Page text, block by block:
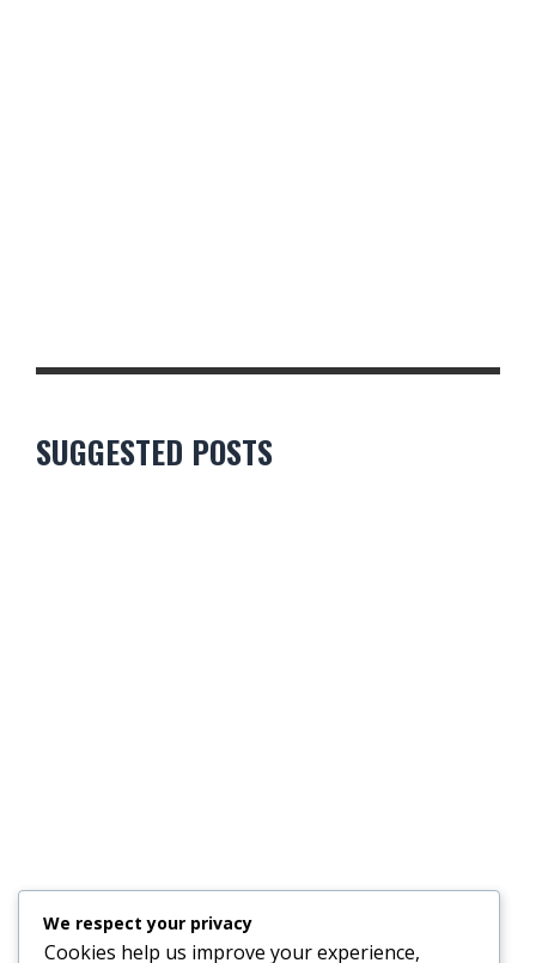
SUGGESTED POSTS
DRAME À BARKLY : UN RASSEMBLEMENT DE MOTOCYCLETTES
VIRE AU CAUCHEMAR, UN MORT ET PLUSIEURS BLESSÉS
We respect your privacy
Cookies help us improve your experience,